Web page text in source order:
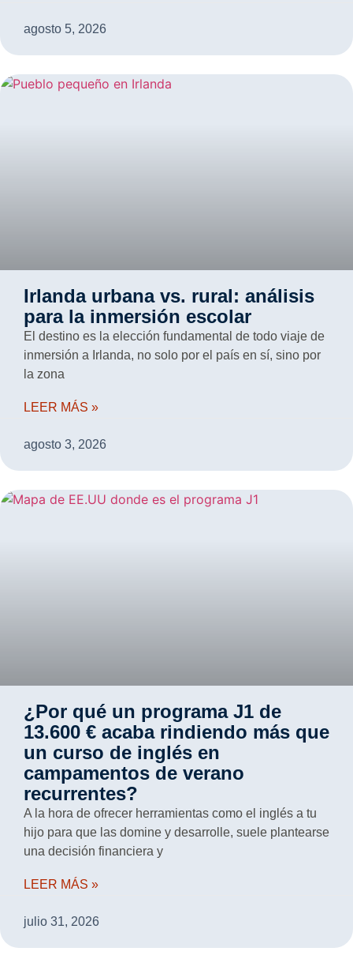
agosto 5, 2026
Irlanda urbana vs. rural: análisis
para la inmersión escolar
El destino es la elección fundamental de todo viaje de
inmersión a Irlanda, no solo por el país en sí, sino por
la zona
LEER MÁS »
agosto 3, 2026
¿Por qué un programa J1 de
13.600 € acaba rindiendo más que
un curso de inglés en
campamentos de verano
recurrentes?
A la hora de ofrecer herramientas como el inglés a tu
hijo para que las domine y desarrolle, suele plantearse
una decisión financiera y
LEER MÁS »
julio 31, 2026